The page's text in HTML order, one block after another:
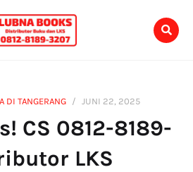
DI TANGERANG JUNI 22, 2025
CS 0812-8189-
LKS